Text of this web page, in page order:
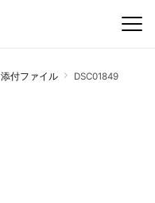
添付ファイル DSC01849